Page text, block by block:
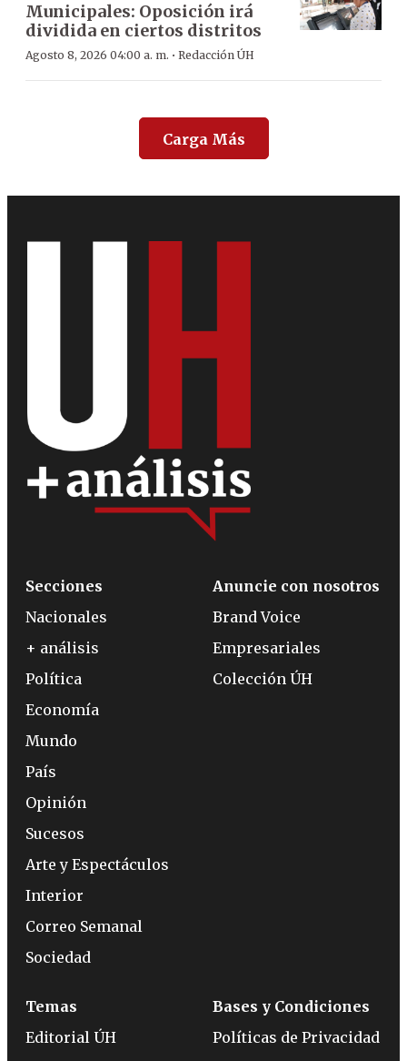
Municipales: Oposición irá
dividida en ciertos distritos
Agosto 8, 2026 04:00 a. m. · Redacción ÚH
Carga Más
Secciones
Nacionales
+ análisis
Política
Economía
Mundo
País
Opinión
Sucesos
Arte y Espectáculos
Interior
Correo Semanal
Sociedad
Anuncie con nosotros
Brand Voice
Empresariales
Colección ÚH
Temas
Editorial ÚH
Bases y Condiciones
Políticas de Privacidad